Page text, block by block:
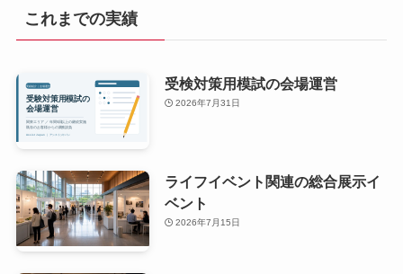
これまでの実績
受検対策用模試の会場運営
2026年7月31日
ライフイベント関連の総合展示イ
ベント
2026年7月15日